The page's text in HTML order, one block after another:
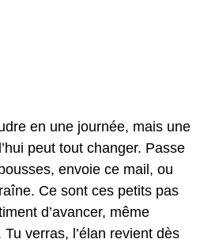
en une journée, mais une
peut tout changer. Passe
envoie ce mail, ou
Ce sont ces petits pas
d’avancer, même
verras, l’élan revient dès